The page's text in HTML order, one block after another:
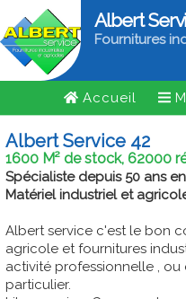
Albert
Fournitures
Accueil
Albert Service 42
1600 M² de stock, 62000
Spécialiste depuis 50 ans
Matériel industriel et
Albert service c'est le bon
agricole et fournitures
activité professionnelle , ou
particulier.